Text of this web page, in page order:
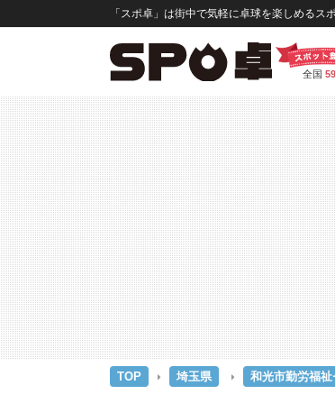
「スポ卓」は街中で気軽に卓球を楽しめるス
全国 59
TOP 埼玉県 和光市勤労福